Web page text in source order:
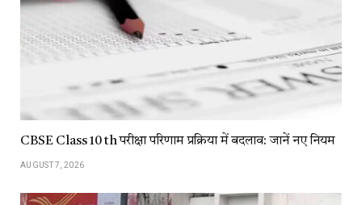
CBSE Class 10 th परीक्षा परिणाम प्रक्रिया में बदलाव: जानें नए नियम
AUGUST 7, 2026